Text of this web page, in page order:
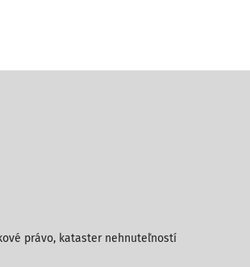
právo, kataster nehnuteľností